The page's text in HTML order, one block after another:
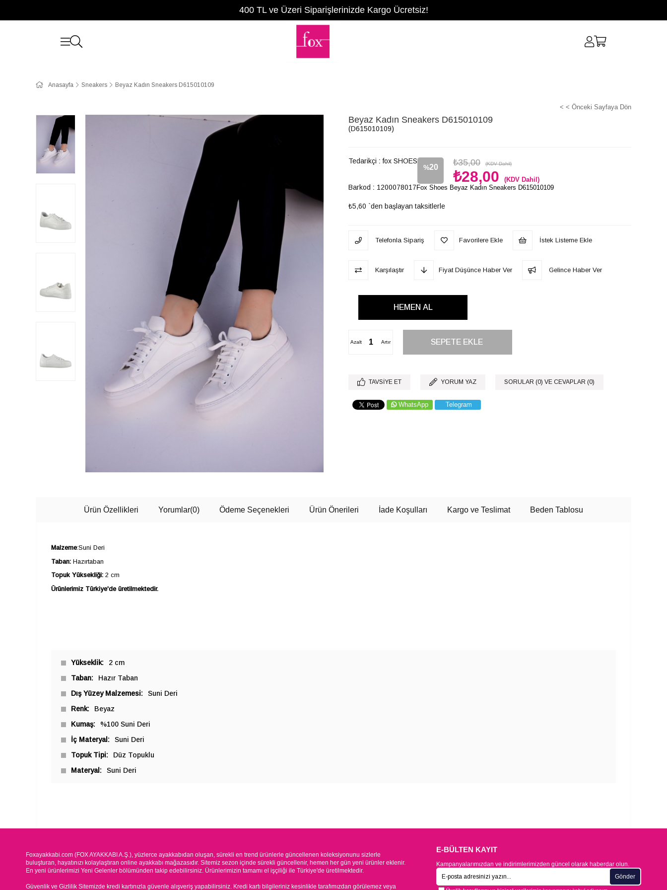
400 TL ve Üzeri Siparişlerinizde Kargo Ücretsiz!
Anasayfa Sneakers Beyaz Kadın Sneakers D615010109
< < Önceki Sayfaya Dön
Beyaz Kadın Sneakers D615010109
(D615010109)
Tedarikçi : fox SHOES
%20
İndirim
₺35,00 (KDV Dahil)
₺28,00 (KDV Dahil)
Barkod : 1200078017
₺5,60 `den başlayan taksitlerle
Fox Shoes Beyaz Kadın Sneakers D615010109
Telefonla Sipariş Favorilere Ekle İstek Listeme Ekle
Karşılaştır Fiyat Düşünce Haber Ver Gelince Haber Ver
Artır
Azalt
TAVSIYE ET YORUM YAZ SORULAR (0) VE CEVAPLAR (0)
WhatsApp Telegram
Ürün Özellikleri Yorumlar(0) Ödeme Seçenekleri Ürün Önerileri İade Koşulları Kargo ve Teslimat Beden Tablosu
Malzeme:Suni Deri
Taban: Hazırtaban
Topuk Yüksekliği: 2 cm
Ürünlerimiz Türkiye'de üretilmektedir.
Yükseklik
2 cm
Taban
Hazır Taban
Dış Yüzey Malzemesi
Suni Deri
Renk
Beyaz
Kumaş
%100 Suni Deri
İç Materyal
Suni Deri
Topuk Tipi
Düz Topuklu
Materyal
Suni Deri
Foxayakkabi.com (FOX AYAKKABI A.Ş.), yüzlerce ayakkabıdan oluşan, sürekli en trend ürünlerle güncellenen koleksiyonunu sizlerle
buluşturan, hayatınızı kolaylaştıran online ayakkabı mağazasıdır. Sitemiz sezon içinde sürekli güncellenir, hemen her gün yeni ürünler eklenir.
En yeni ürünlerimizi Yeni Gelenler bölümünden takip edebilirsiniz. Ürünlerimizin tamamı el işçiliği ile Türkiye'de üretilmektedir.
Güvenlik ve Gizlilik Sitemizde kredi kartınızla güvenle alışveriş yapabilirsiniz. Kredi kartı bilgileriniz kesinlikle tarafımızdan görülemez veya
E-BÜLTEN KAYIT
Kampanyalarımızdan ve indirimlerimizden güncel olarak haberdar olun.
Gönder